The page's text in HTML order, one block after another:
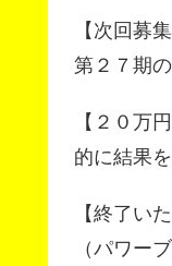
【次回募
第２７期
【２０万
的に結果
【終了い
（パワー